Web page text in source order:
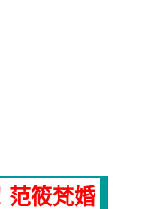
范筱梵婚